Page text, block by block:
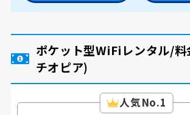
ポケット型WiFiレンタル/料
チオピア)
人気No.1